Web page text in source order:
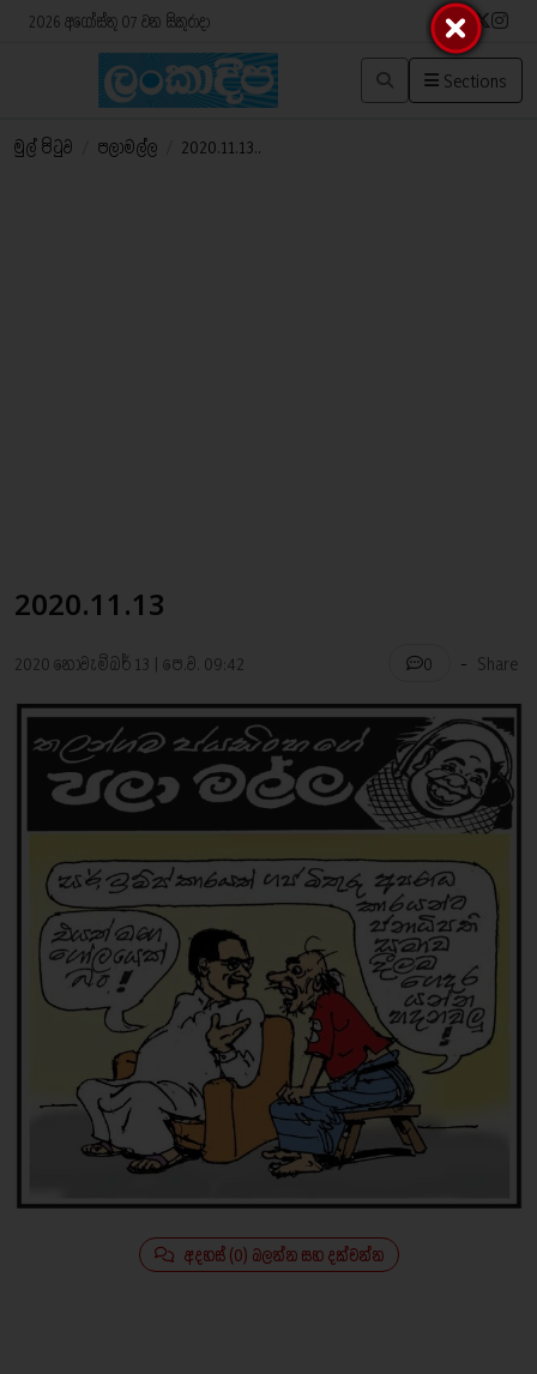
2026 අගෝස්තු 07 වන සිකුරාදා
Sections
මුල් පිටුව පලාමල්ල 2020.11.13..
2020.11.13
2020 නොවැම්බර් 13 | පෙ.ව. 09:42 0 - Share
අදහස් (0) බලන්න සහ දක්වන්න